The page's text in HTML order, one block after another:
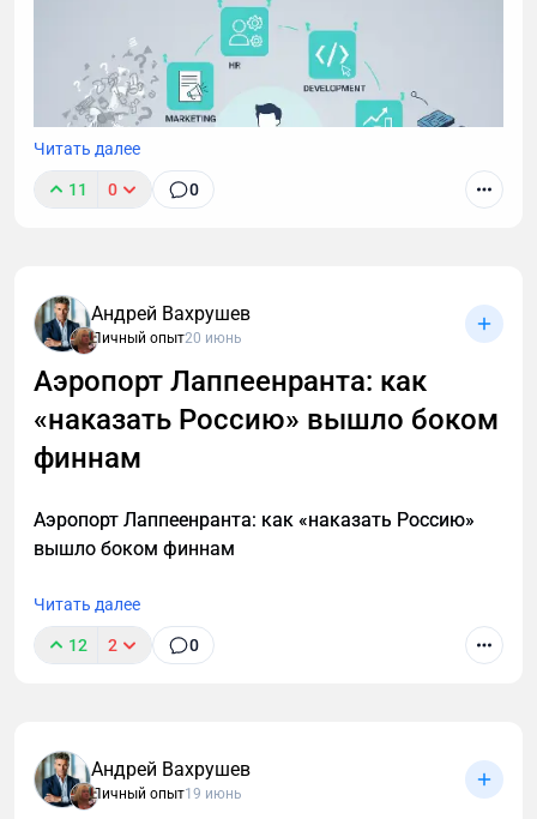
Читать далее
11 0 0
Андрей Вахрушев
Личный опыт20 июнь
Аэропорт Лаппеенранта: как
«наказать Россию» вышло боком
финнам
Аэропорт Лаппеенранта: как «наказать Россию»
вышло боком финнам
Читать далее
12 2 0
Андрей Вахрушев
Личный опыт19 июнь